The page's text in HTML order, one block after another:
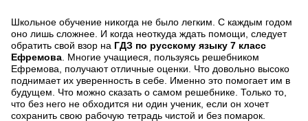
Школьное обучение никогда не было легким. С каждым годом
оно лишь сложнее. И когда неоткуда ждать помощи, следует
обратить свой взор на ГДЗ по русскому языку 7 класс
Ефремова . Многие учащиеся, пользуясь решебником
Ефремова, получают отличные оценки. Что довольно высоко
поднимает их уверенность в себе. Именно это помогает им в
будущем. Что можно сказать о самом решебнике. Только то,
что без него не обходится ни один ученик, если он хочет
сохранить свою рабочую тетрадь чистой и без помарок.